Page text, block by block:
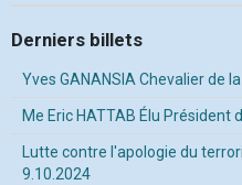
Derniers billets
Yves GANANSIA Chevalier de
Me Eric HATTAB Élu Président
Lutte contre l'apologie du
9.10.2024